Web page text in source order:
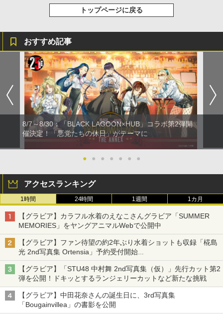
トップページに戻る
おすすめ記事
8/7～8/30：「BLACK LAGOON×HUB」コラボ第2弾開
催決定！「悪党たちの休日」がテーマに
● ● ● ● ● ● ●
アクセスランキング
1時間 24時間 1週間 1カ月
【グラビア】カラフル水着のえなこさんグラビア「SUMMER
MEMORIES」をヤングアニマルWebで公開中
【グラビア】ファン待望の約2年ぶり水着ショットも収録「椛島
光 2nd写真集 Ortensia」予約受付開始
10月30日発売
【グラビア】「STU48 中村舞 2nd写真集（仮）」先行カット第2
弾を公開！ドキッとするランジェリーカットなど新たな挑戦
【グラビア】中田花奈さんの誕生日に、3rd写真集
「Bougainvillea」の書影を公開